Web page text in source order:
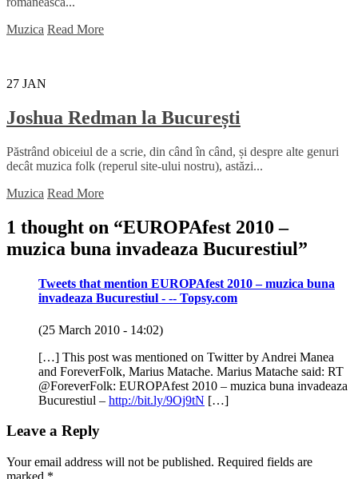
Muzica Read More
27 JAN
Joshua Redman la București
Păstrând obiceiul de a scrie, din când în când, și despre alte genuri
decât muzica folk (reperul site-ului nostru), astăzi...
Muzica Read More
1 thought on “EUROPAfest 2010 –
muzica buna invadeaza Bucurestiul”
Tweets that mention EUROPAfest 2010 – muzica buna
invadeaza Bucurestiul - -- Topsy.com
(25 March 2010 - 14:02)
[…] This post was mentioned on Twitter by Andrei Manea
and ForeverFolk, Marius Matache. Marius Matache said: RT
@ForeverFolk: EUROPAfest 2010 – muzica buna invadeaza
Bucurestiul – http://bit.ly/9Oj9tN […]
Leave a Reply
Your email address will not be published. Required fields are
marked *